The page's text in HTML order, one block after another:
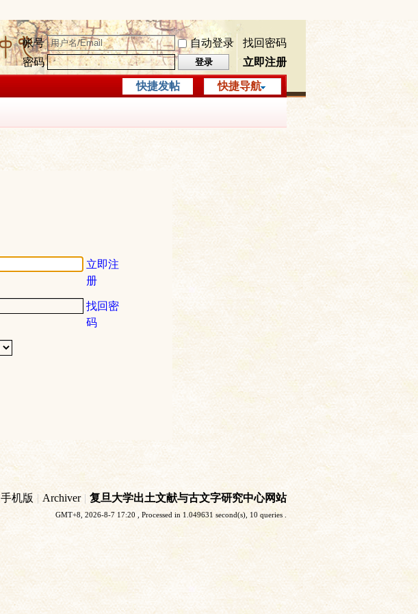
帐号 自动登录
找回密码
密码
登录 立即注册
快捷导航
快捷发帖
立即注
册
找回密
码
手机版 | Archiver | 复旦大学出土文献与古文字研究中心网站
GMT+8, 2026-8-7 17:20 , Processed in 1.049631 second(s), 10 queries .